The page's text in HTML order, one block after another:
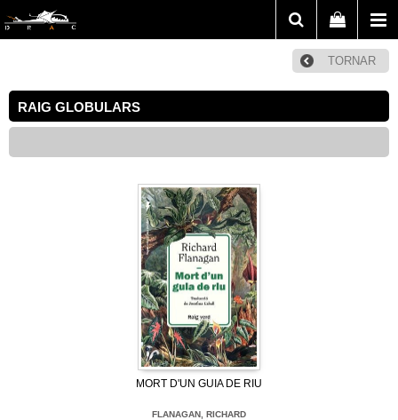
TORNAR
RAIG GLOBULARS
MORT D'UN GUIA DE RIU
FLANAGAN, RICHARD